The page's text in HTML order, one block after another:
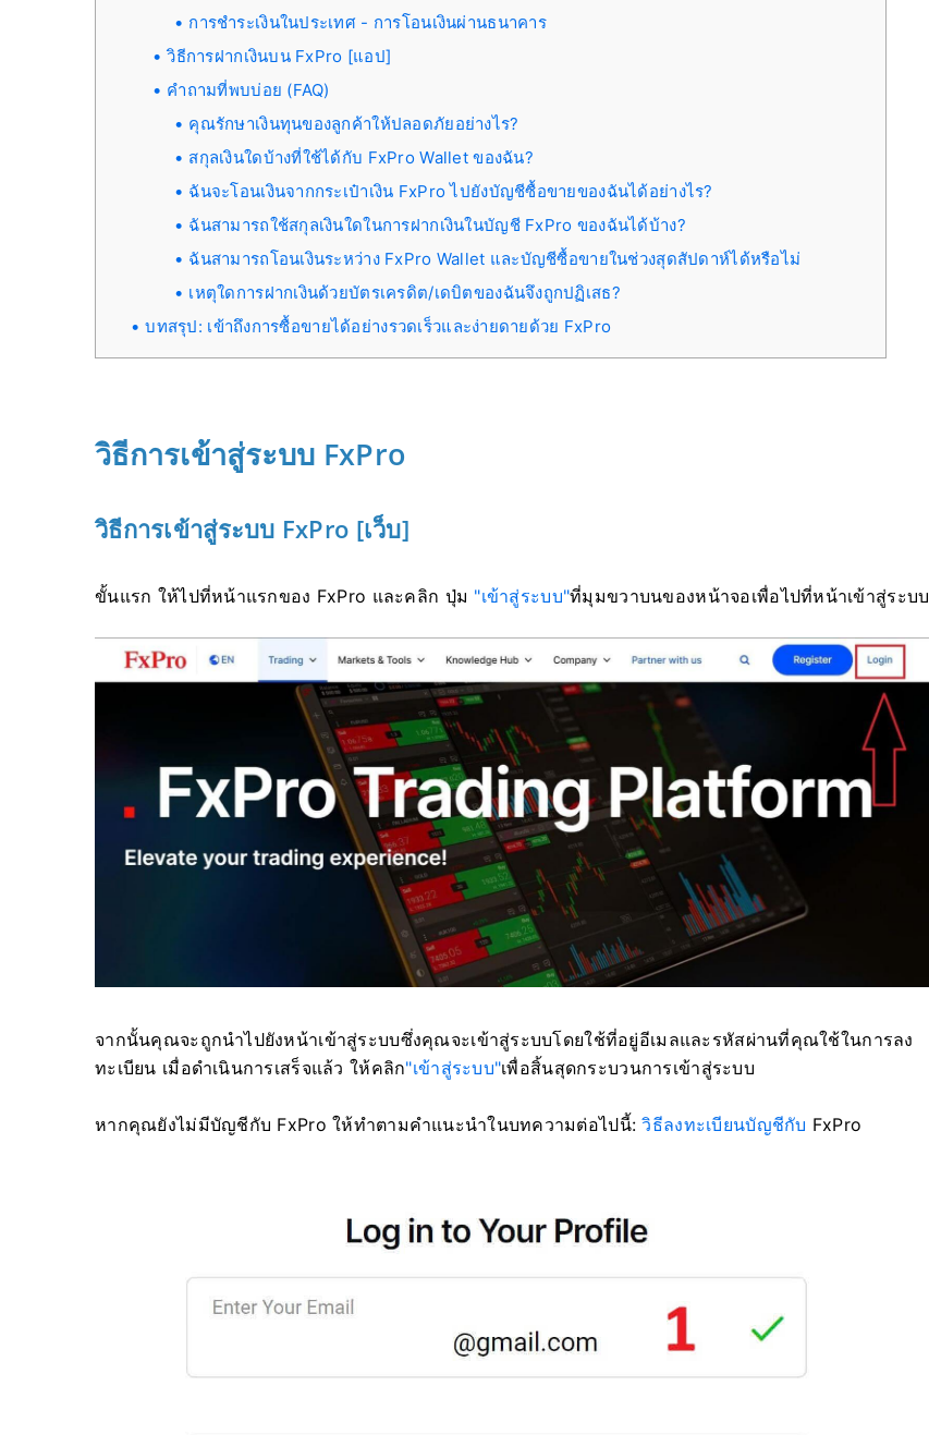
การชำระเงินในประเทศ - การโอนเงินผ่านธนาคาร
วิธีการฝากเงินบน FxPro [แอป]
คำถามที่พบบ่อย (FAQ)
คุณรักษาเงินทุนของลูกค้าให้ปลอดภัยอย่างไร?
สกุลเงินใดบ้างที่ใช้ได้กับ FxPro Wallet ของฉัน?
ฉันจะโอนเงินจากกระเป๋าเงิน FxPro ไปยังบัญชีซื้อขายของฉันได้อย่างไร?
ฉันสามารถใช้สกุลเงินใดในการฝากเงินในบัญชี FxPro ของฉันได้บ้าง?
ฉันสามารถโอนเงินระหว่าง FxPro Wallet และบัญชีซื้อขายในช่วงสุดสัปดาห์ได้หรือไม่
เหตุใดการฝากเงินด้วยบัตรเครดิต/เดบิตของฉันจึงถูกปฏิเสธ?
บทสรุป: เข้าถึงการซื้อขายได้อย่างรวดเร็วและง่ายดายด้วย FxPro
วิธีการเข้าสู่ระบบ FxPro
วิธีการเข้าสู่ระบบ FxPro [เว็บ]
ขั้นแรก ให้ไปที่หน้าแรกของ FxPro และคลิก ปุ่ม "เข้าสู่ระบบ"ที่มุมขวาบนของหน้าจอเพื่อไปที่หน้าเข้าสู่ระบบ
จากนั้นคุณจะถูกนำไปยังหน้าเข้าสู่ระบบซึ่งคุณจะเข้าสู่ระบบโดยใช้ที่อยู่อีเมลและรหัสผ่านที่คุณใช้ในการลง
ทะเบียน เมื่อดำเนินการเสร็จแล้ว ให้คลิก"เข้าสู่ระบบ"เพื่อสิ้นสุดกระบวนการเข้าสู่ระบบ
หากคุณยังไม่มีบัญชีกับ FxPro ให้ทำตามคำแนะนำในบทความต่อไปนี้:วิธีลงทะเบียนบัญชีกับ FxPro